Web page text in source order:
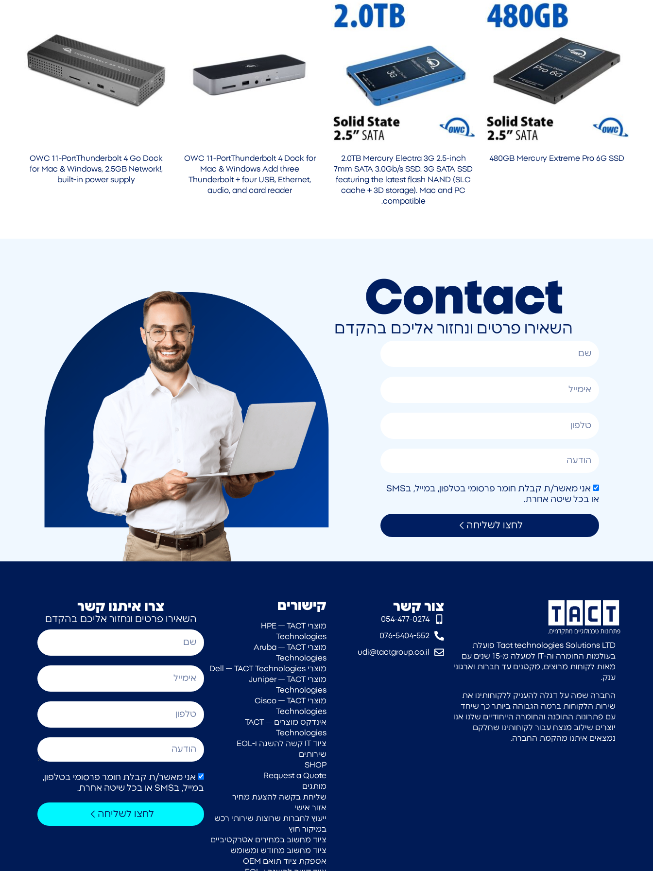
480GB Mercury Extreme Pro 6G SSD
2.0TB Mercury Electra 3G 2.5-inch
7mm SATA 3.0Gb/s SSD. 3G SATA SSD
featuring the latest flash NAND (SLC
cache + 3D storage). Mac and PC
compatible.
OWC 11-PortThunderbolt 4 Dock for
Mac & Windows Add three
Thunderbolt + four USB, Ethernet,
audio, and card reader
OWC 11-PortThunderbolt 4 Go Dock
for Mac & Windows, 2.5GB Network!,
built-in power supply
Contact
השאירו פרטים ונחזור אליכם בהקדם
אני מאשר/ת קבלת חומר פרסומי בטלפון, במייל, בSMS
או בכל שיטה אחרת.
לחצו לשליחה
צרו איתנו קשר
השאירו פרטים ונחזור אליכם בהקדם
אני מאשר/ת קבלת חומר פרסומי בטלפון,
במייל, בSMS או בכל שיטה אחרת.
לחצו לשליחה
קישורים
מוצרי HPE — TACT
Technologies
מוצרי Aruba — TACT
Technologies
מוצרי Dell — TACT Technologies
מוצרי Juniper — TACT
Technologies
מוצרי Cisco — TACT
Technologies
אינדקס מוצרים — TACT
Technologies
ציוד IT קשה להשגה ו-EOL
שירותים
SHOP
Request a Quote
מותגים
שליחת בקשה להצעת מחיר
אזור אישי
ייעוץ לחברות שרוצות שירותי רכש
במיקור חוץ
ציוד מחשוב במחירים אטרקטיביים
ציוד מחשוב מחודש ומשומש
אספקת ציוד תואם OEM
צור קשר
054-477-0274‎
076-5404-552
udi@tactgroup.co.il
Tact technologies Solutions LTD פועלת
בעולמות החומרה וה-IT למעלה מ-15 שנים עם
מאות לקוחות מרוצים, מקטנים עד חברות וארגוני
ענק.
החברה שמה על דגלה להעניק ללקוחותינו את
שירות הלקוחות ברמה הגבוהה ביותר כך שיחד
עם פתרונות התוכנה והחומרה הייחודיים שלנו אנו
יוצרים שילוב מנצח עבור לקוחותינו שחלקם
נמצאים איתנו מהקמת החברה.